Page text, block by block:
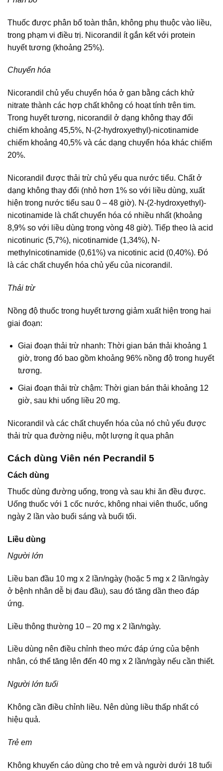
Thuốc được phân bố toàn thân, không phụ thuộc vào liều,
trong phạm vi điều trị. Nicorandil ít gắn kết với protein
huyết tương (khoảng 25%).
Chuyển hóa
Nicorandil chủ yếu chuyển hóa ở gan bằng cách khử
nitrate thành các hợp chất không có hoạt tính trên tim.
Trong huyết tương, nicorandil ở dạng không thay đổi
chiếm khoảng 45,5%, N-(2-hydroxyethyl)-nicotinamide
chiếm khoảng 40,5% và các dạng chuyển hóa khác chiếm
20%.
Nicorandil được thải trừ chủ yếu qua nước tiểu. Chất ở
dạng không thay đổi (nhỏ hơn 1% so với liều dùng, xuất
hiện trong nước tiểu sau 0 – 48 giờ). N-(2-hydroxyethyl)-
nicotinamide là chất chuyển hóa có nhiều nhất (khoảng
8,9% so với liều dùng trong vòng 48 giờ). Tiếp theo là acid
nicotinuric (5,7%), nicotinamide (1,34%), N-
methylnicotinamide (0,61%) va nicotinic acid (0,40%). Đó
là các chất chuyển hóa chủ yếu của nicorandil.
Thải trừ
Nồng độ thuốc trong huyết tương giảm xuất hiện trong hai
giai đoạn:
Giai đoạn thải trừ nhanh: Thời gian bán thải khoảng 1
giờ, trong đó bao gồm khoảng 96% nồng độ trong huyết
tương.
Giai đoạn thải trừ chậm: Thời gian bán thải khoảng 12
giờ, sau khi uống liều 20 mg.
Nicorandil và các chất chuyển hóa của nó chủ yếu được
thải trừ qua đường niệu, một lượng ít qua phân
Cách dùng Viên nén Pecrandil 5
Cách dùng
Thuốc dùng đường uống, trong và sau khi ăn đều được.
Uống thuốc với 1 cốc nước, không nhai viên thuốc, uống
ngày 2 lần vào buổi sáng và buổi tối.
Liều dùng
Người lớn
Liều ban đầu 10 mg x 2 lần/ngày (hoặc 5 mg x 2 lần/ngày
ở bệnh nhân dễ bị đau đầu), sau đó tăng dần theo đáp
ứng.
Liều thông thường 10 – 20 mg x 2 lần/ngày.
Liều dùng nên điều chỉnh theo mức đáp ứng của bệnh
nhân, có thể tăng lên đến 40 mg x 2 lần/ngày nếu cần thiết.
Người lớn tuổi
Không cần điều chỉnh liều. Nên dùng liều thấp nhất có
hiệu quả.
Trẻ em
Không khuyến cáo dùng cho trẻ em và người dưới 18 tuổi